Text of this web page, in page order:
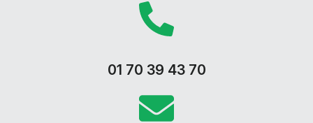
01 70 39 43 70